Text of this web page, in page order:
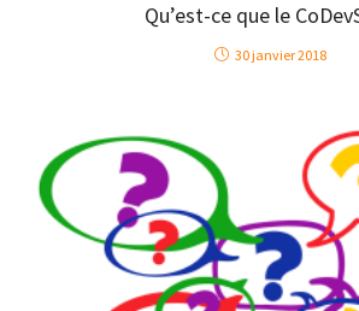
Qu’est-ce que le
30 janvier 2018